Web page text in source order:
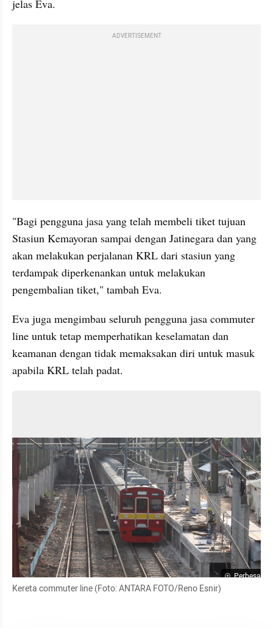
jelas Eva.
ADVERTISEMENT
"Bagi pengguna jasa yang telah membeli tiket tujuan
Stasiun Kemayoran sampai dengan Jatinegara dan yang
akan melakukan perjalanan KRL dari stasiun yang
terdampak diperkenankan untuk melakukan
pengembalian tiket," tambah Eva.
Eva juga mengimbau seluruh pengguna jasa commuter
line untuk tetap memperhatikan keselamatan dan
keamanan dengan tidak memaksakan diri untuk masuk
apabila KRL telah padat.
Perbesar
Kereta commuter line (Foto: ANTARA FOTO/Reno Esnir)